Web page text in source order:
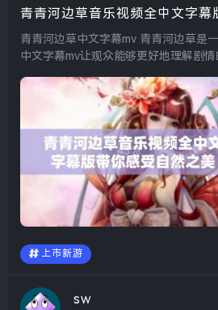
青青河边草音乐视频全中文字幕
青青河边草中文字幕mv 青青河边草是一部备受欢迎的作品，其
中文字幕mv让观众能够更好地理解剧情
光。在观看时，中文字幕不仅让非母语
上市新游
sw